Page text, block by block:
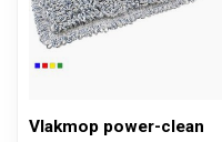
Vlakmop power-clean